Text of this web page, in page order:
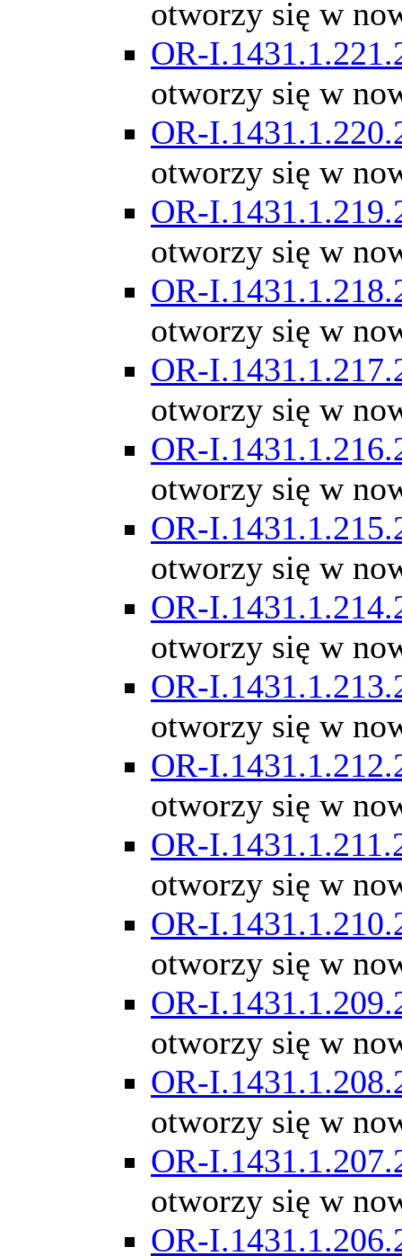
otworzy się w
OR-
otworzy się w
OR-
otworzy się w
OR-
otworzy się w
OR-
otworzy się w
OR-
otworzy się w
OR-
otworzy się w
OR-
otworzy się w
OR-
otworzy się w
OR-
otworzy się w
OR-
otworzy się w
OR-
otworzy się w
OR-
otworzy się w
OR-
otworzy się w
OR-
otworzy się w
OR-
otworzy się w
OR-